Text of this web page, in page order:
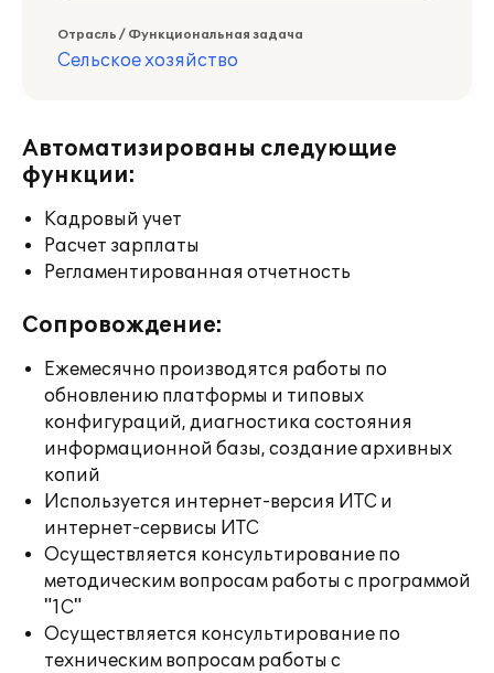
Отрасль / Функциональная задача
Сельское хозяйство
Автоматизированы следующие
функции:
Кадровый учет
Расчет зарплаты
Регламентированная отчетность
Сопровождение:
Ежемесячно производятся работы по
обновлению платформы и типовых
конфигураций, диагностика состояния
информационной базы, создание архивных
копий
Используется интернет-версия ИТС и
интернет-сервисы ИТС
Осуществляется консультирование по
методическим вопросам работы с программой
"1С"
Осуществляется консультирование по
техническим вопросам работы с